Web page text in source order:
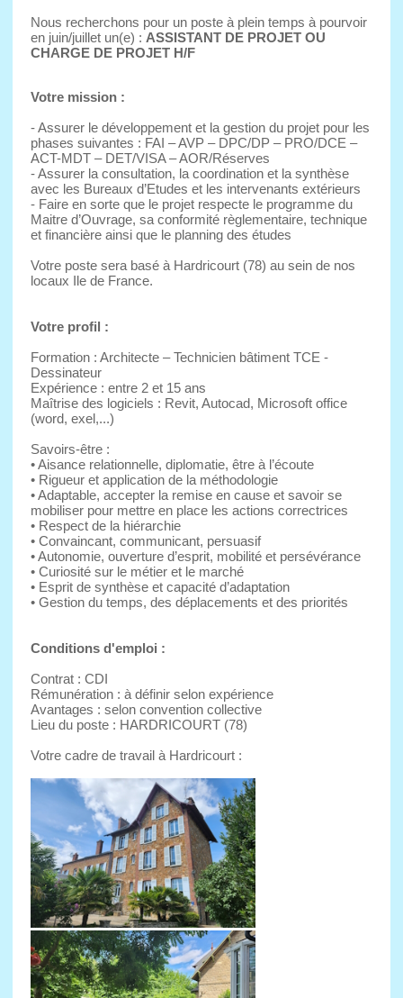
Nous recherchons pour un poste à plein temps à pourvoir
en juin/juillet un(e) : ASSISTANT DE PROJET OU
CHARGE DE PROJET H/F
Votre mission :
- Assurer le développement et la gestion du projet pour les
phases suivantes : FAI – AVP – DPC/DP – PRO/DCE –
ACT-MDT – DET/VISA – AOR/Réserves
- Assurer la consultation, la coordination et la synthèse
avec les Bureaux d’Etudes et les intervenants extérieurs
- Faire en sorte que le projet respecte le programme du
Maitre d’Ouvrage, sa conformité règlementaire, technique
et financière ainsi que le planning des études
Votre poste sera basé à Hardricourt (78) au sein de nos
locaux Ile de France.
Votre profil :
Formation : Architecte – Technicien bâtiment TCE -
Dessinateur
Expérience : entre 2 et 15 ans
Maîtrise des logiciels : Revit, Autocad, Microsoft office
(word, exel,...)
Savoirs-être :
• Aisance relationnelle, diplomatie, être à l’écoute
• Rigueur et application de la méthodologie
• Adaptable, accepter la remise en cause et savoir se
mobiliser pour mettre en place les actions correctrices
• Respect de la hiérarchie
• Convaincant, communicant, persuasif
• Autonomie, ouverture d’esprit, mobilité et persévérance
• Curiosité sur le métier et le marché
• Esprit de synthèse et capacité d’adaptation
• Gestion du temps, des déplacements et des priorités
Conditions d'emploi :
Contrat : CDI
Rémunération : à définir selon expérience
Avantages : selon convention collective
Lieu du poste : HARDRICOURT (78)
Votre cadre de travail à Hardricourt :